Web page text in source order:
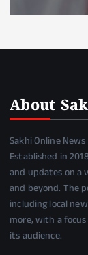
About
Sakhi Online
Established in
and updates on a
and beyond. The
including local
more, with a
its audience.